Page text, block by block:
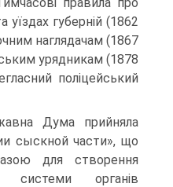
уїздах губерній (1862
наглядачам (1867
урядникам (1878
поліцейський
Дума прийняла
сыскной части», що
для створення
системи органів